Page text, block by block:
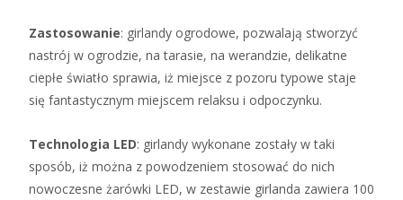
Zastosowanie: girlandy ogrodowe, pozwalają stworzyć
nastrój w ogrodzie, na tarasie, na werandzie, delikatne
ciepłe światło sprawia, iż miejsce z pozoru typowe staje
się fantastycznym miejscem relaksu i odpoczynku.
Technologia LED: girlandy wykonane zostały w taki
sposób, iż można z powodzeniem stosować do nich
nowoczesne żarówki LED, w zestawie girlanda zawiera 100